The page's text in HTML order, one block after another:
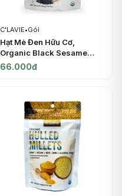
C'LAVIE•Gói
Hạt Mè Đen Hữu Cơ,
Organic Black Sesame
Seeds, 7.05 oz (200g) -
66.000đ